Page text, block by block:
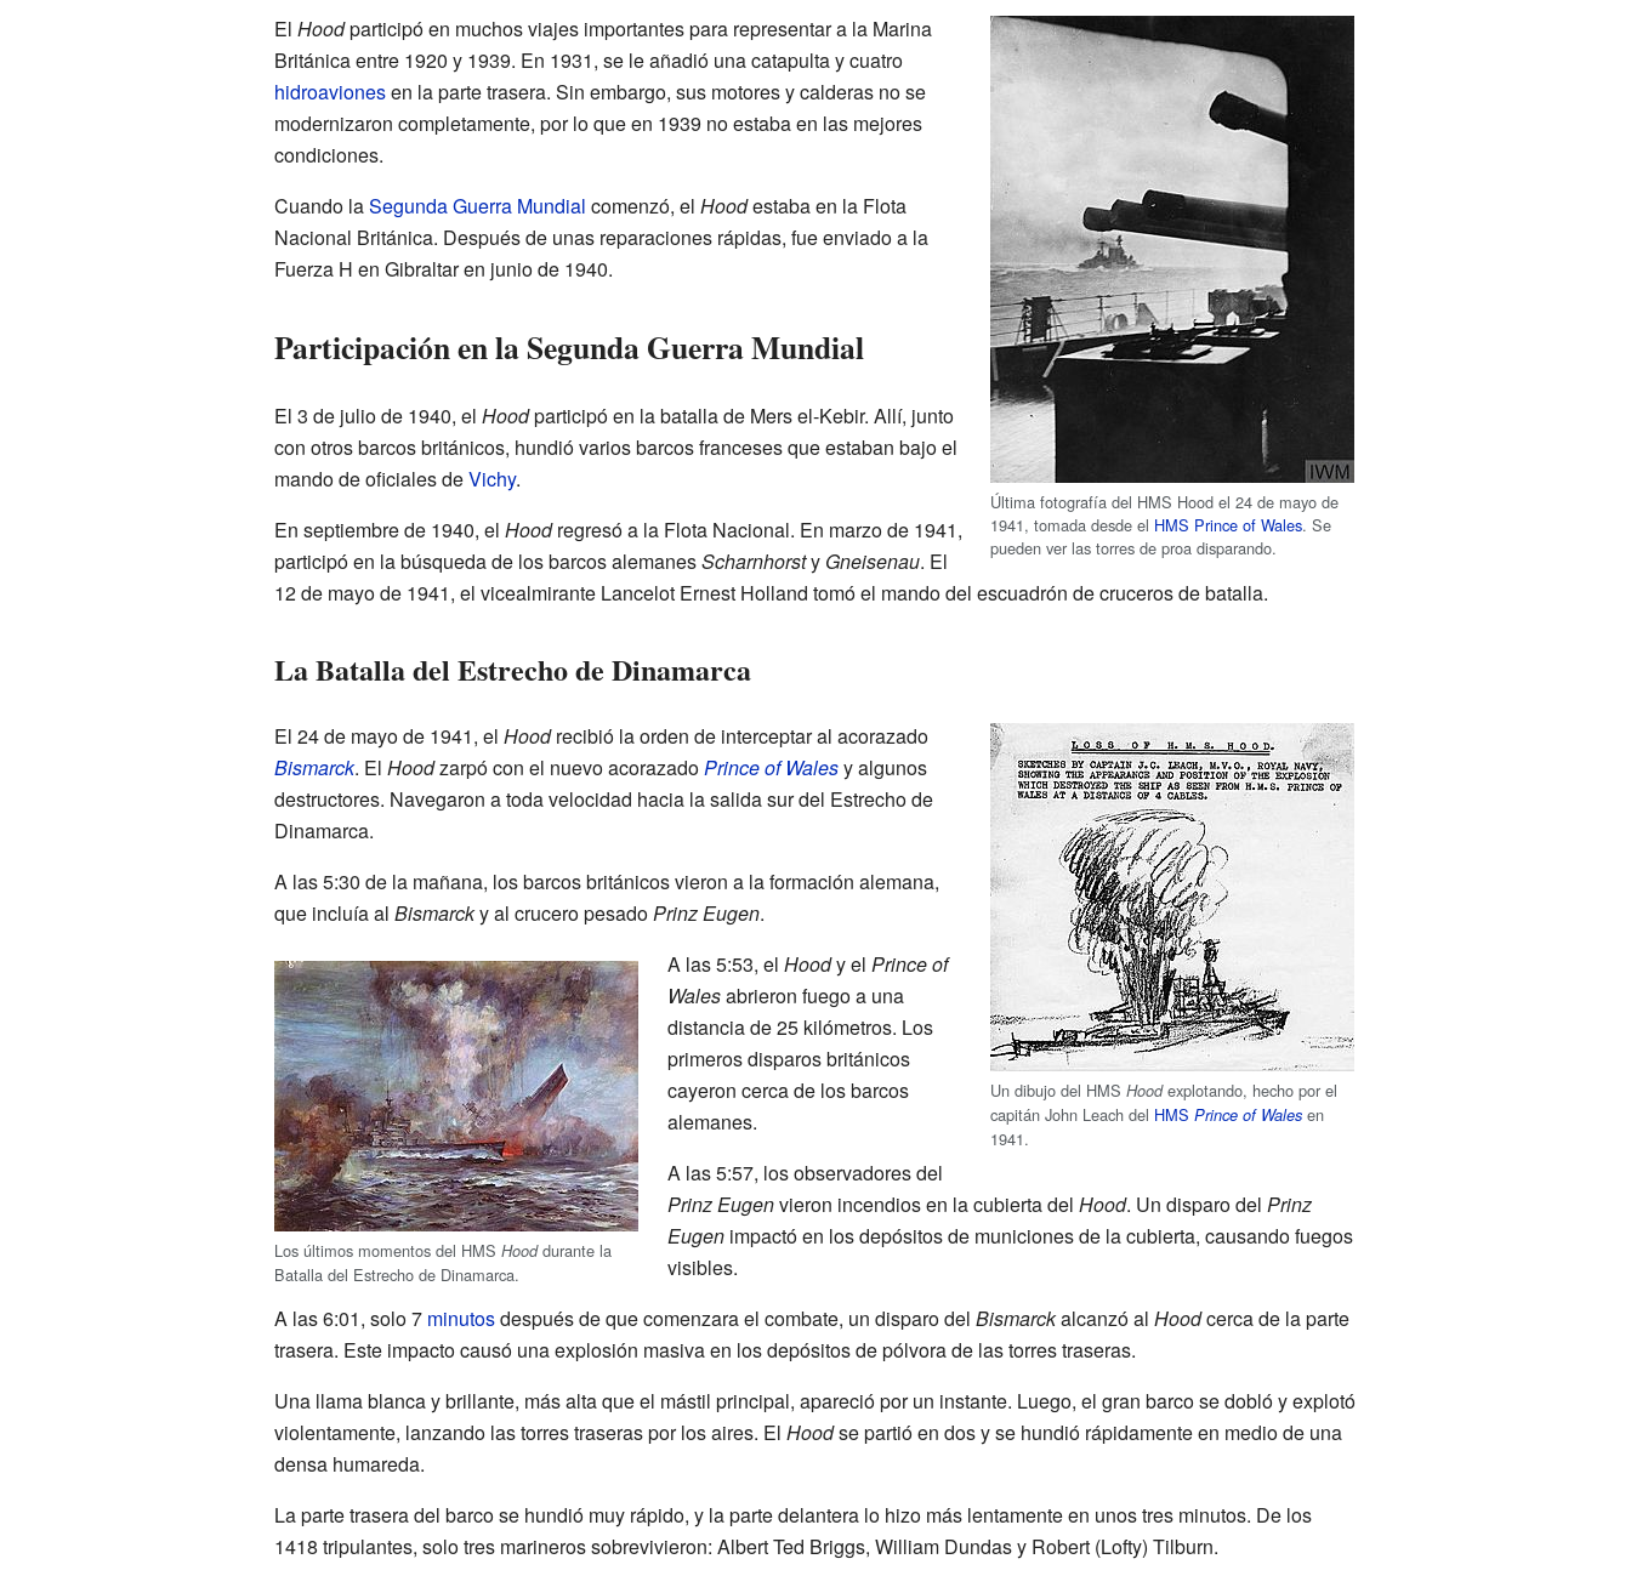
Última fotografía del HMS Hood el 24 de mayo de
1941, tomada desde el HMS Prince of Wales. Se
pueden ver las torres de proa disparando.
El Hoodparticipó en muchos viajes importantes para representar a la Marina
Británica entre 1920 y 1939. En 1931, se le añadió una catapulta y cuatro
hidroavionesen la parte trasera. Sin embargo, sus motores y calderas no se
modernizaron completamente, por lo que en 1939 no estaba en las mejores
condiciones.
Cuando laSegunda Guerra Mundial comenzó, el Hoodestaba en la Flota
Nacional Británica. Después de unas reparaciones rápidas, fue enviado a la
Fuerza H en Gibraltar en junio de 1940.
Participación en la Segunda Guerra Mundial
El 3 de julio de 1940, el Hoodparticipó en la batalla de Mers el-Kebir. Allí, junto
con otros barcos británicos, hundió varios barcos franceses que estaban bajo el
mando de oficiales deVichy.
En septiembre de 1940, el Hoodregresó a la Flota Nacional. En marzo de 1941,
participó en la búsqueda de los barcos alemanesScharnhorsty Gneisenau. El
12 de mayo de 1941, el vicealmirante Lancelot Ernest Holland tomó el mando del escuadrón de cruceros de batalla.
La Batalla del Estrecho de Dinamarca
Un dibujo del HMSHoodexplotando, hecho por el
capitán John Leach del HMSPrince of Wales en
1941.
El 24 de mayo de 1941, el Hoodrecibió la orden de interceptar al acorazado
Bismarck. El Hoodzarpó con el nuevo acorazadoPrince of Walesy algunos
destructores. Navegaron a toda velocidad hacia la salida sur del Estrecho de
Dinamarca.
A las 5:30 de la mañana, los barcos británicos vieron a la formación alemana,
que incluía al Bismarcky al crucero pesadoPrinz Eugen.
Los últimos momentos del HMS Hooddurante la
Batalla del Estrecho de Dinamarca.
A las 5:53, el Hoody el Prince of
Walesabrieron fuego a una
distancia de 25 kilómetros. Los
primeros disparos británicos
cayeron cerca de los barcos
alemanes.
A las 5:57, los observadores del
Prinz Eugenvieron incendios en la cubierta del Hood. Un disparo del Prinz
Eugenimpactó en los depósitos de municiones de la cubierta, causando fuegos
visibles.
A las 6:01, solo 7 minutosdespués de que comenzara el combate, un disparo del Bismarckalcanzó al Hoodcerca de la parte
trasera. Este impacto causó una explosión masiva en los depósitos de pólvora de las torres traseras.
Una llama blanca y brillante, más alta que el mástil principal, apareció por un instante. Luego, el gran barco se dobló y explotó
violentamente, lanzando las torres traseras por los aires. El Hoodse partió en dos y se hundió rápidamente en medio de una
densa humareda.
La parte trasera del barco se hundió muy rápido, y la parte delantera lo hizo más lentamente en unos tres minutos. De los
1418 tripulantes, solo tres marineros sobrevivieron: Albert Ted Briggs, William Dundas y Robert (Lofty) Tilburn.